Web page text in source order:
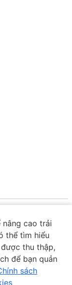
nâng cao trải
thể tìm hiểu
thu thập,
để bạn quản
sách
Số Việt Nam
- Tương Mai